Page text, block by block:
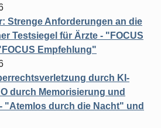
Strenge Anforderungen an die
Testsiegel für Ärzte - "FOCUS
Empfehlung"
durch KI-
durch Memorisierung und
"Atemlos durch die Nacht" und